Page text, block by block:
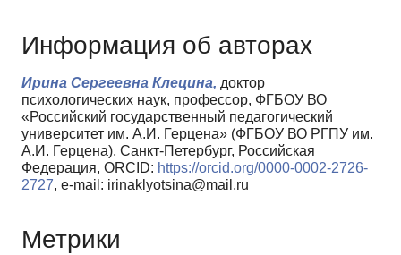
Информация об авторах
Ирина Сергеевна Клецина, доктор
психологических наук, профессор, ФГБОУ ВО
«Российский государственный педагогический
университет им. А.И. Герцена» (ФГБОУ ВО РГПУ им.
А.И. Герцена), Санкт-Петербург, Российская
Федерация, ORCID: https://orcid.org/0000-0002-2726-
2727, e-mail: irinaklyotsina@mail.ru
Метрики